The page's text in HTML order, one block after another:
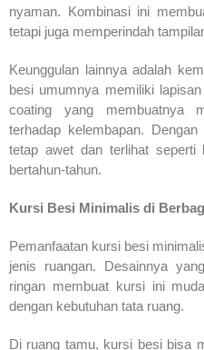
nyaman. Kombinasi ini
tetapi juga memperindah
Keunggulan lainnya adalah
besi umumnya memiliki
coating yang membuatnya
terhadap kelembapan.
tetap awet dan terlihat seperti
bertahun-tahun.
Kursi Besi Minimalis di
Pemanfaatan kursi besi
jenis ruangan. Desainnya
ringan membuat kursi ini
dengan kebutuhan tata ruang.
Di ruang tamu, kursi besi bisa